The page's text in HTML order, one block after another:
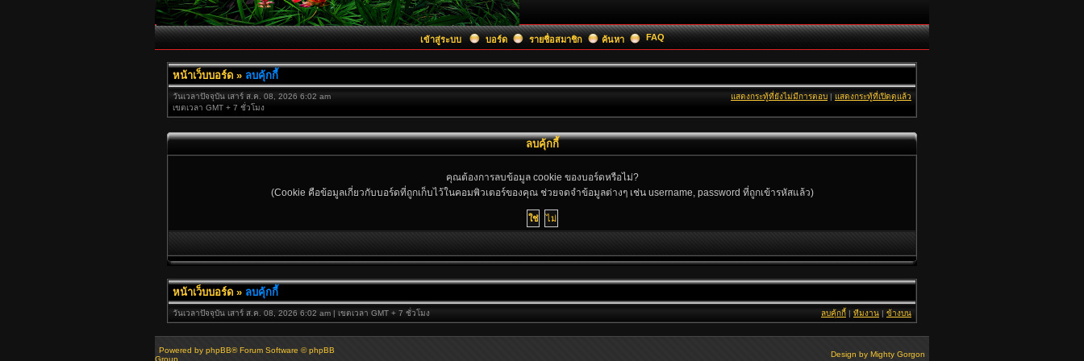
เข้าสู่ระบบ บอร์ด รายชื่อสมาชิก ค้นหา FAQ
หน้าเว็บบอร์ด » ลบคุ้กกี้
วันเวลาปัจจุบัน เสาร์ ส.ค. 08, 2026 6:02 am
เขตเวลา GMT + 7 ชั่วโมง
แสดงกระทู้ที่ยังไม่มีการตอบ | แสดงกระทู้ที่เปิดดูแล้ว
ลบคุ้กกี้
คุณต้องการลบข้อมูล cookie ของบอร์ดหรือไม่?
(Cookie คือข้อมูลเกี่ยวกับบอร์ดที่ถูกเก็บไว้ในคอมพิวเตอร์ของคุณ ช่วยจดจำข้อมูลต่างๆ เช่น username, password ที่ถูกเข้ารหัสแล้ว)
หน้าเว็บบอร์ด » ลบคุ้กกี้
วันเวลาปัจจุบัน เสาร์ ส.ค. 08, 2026 6:02 am | เขตเวลา GMT + 7 ชั่วโมง ลบคุ้กกี้ | ทีมงาน | ข้างบน
Powered by phpBB® Forum Software © phpBB
Group
Design by Mighty Gorgon